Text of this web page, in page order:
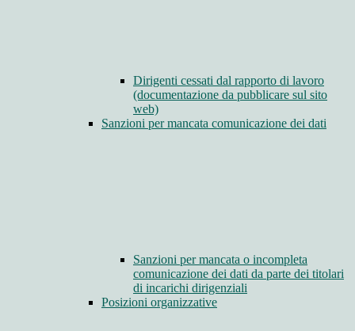
Dirigenti cessati dal rapporto di lavoro
(documentazione da pubblicare sul sito
web)
Sanzioni per mancata comunicazione dei dati
Sanzioni per mancata o incompleta
comunicazione dei dati da parte dei titolari
di incarichi dirigenziali
Posizioni organizzative